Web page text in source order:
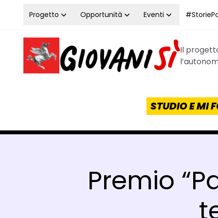
Vai al contenuto
Progetto Opportunità Eventi
Homepage Giovanisì - Progetto della Regione
Il
STUDIO E MI
Premio